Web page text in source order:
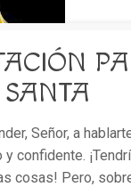
Señor, a
confidente.
cosas! Pero,